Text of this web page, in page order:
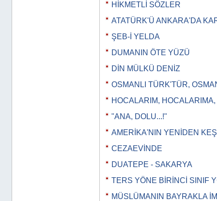
HİKMETLİ SÖZLER
ATATÜRK'Ü ANKARA'DA
ŞEB-İ YELDA
DUMANIN ÖTE YÜZÜ
DİN MÜLKÜ DENİZ
OSMANLI TÜRK'TÜR,
HOCALARIM,
"ANA, DOLU...!"
AMERİKA'NIN YENİDEN
CEZAEVİNDE
DUATEPE - SAKARYA
TERS YÖNE BİRİNCİ SINIF
MÜSLÜMANIN BAYRAKLA